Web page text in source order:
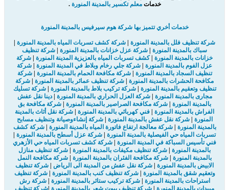
خدماتمعلم تكسير بالمدينة المنورة .
خدمات أخري تتميز بها شركة هوم سيرفيس بالمدينة المنورة
شركة تنظيف فلل بالمدينة المنورة شركة كشف تسربات المياه بالمدينة المنورة
سباك بالمدينة المنورة
شركة عزل خزانات بالمدينة المنورة
شركة تنظيف
خزانات بالمدينة المنورة |كشف تسربات المياه بالعزيزية المدينة المنورة
شركة
عزل الفوم بالمدينة المنورة
شركة جلي رخام وبلاط في المدينة المنورة
شركة
تنظيف السجاد بالمدينة المنورة |شركة مكافحة الحمام بالمدينة المنورة |شركة
مكافحة الحشرات بالمدينة المنورة
شركة تنظيف عمائر بالمدينة المنورة
شركة
تنظيف وتعقيم بالمدينة المنورة
شركة تركيب بلاط بالمدينة المنورة |شركة تسليك
مجارى بالمدينة المنورة |شركة العزل الحراري بالمدينة المنورة |دينا نقل عفش
بالمدينة المنورة
شركة مكافحة الصراصير بالمدينة المنورة
شركة مكافحة بق
الفراش بالمدينة المنورة
فني كهربائي بالمدينة المنورة
شركة نقل أثاث بالمدينة
المنورة |شركة نقل عفش بالمدينة المنورة |شركة إنشاءوصيانة وتنظيف مسابح
بالمدينة المنورة |شركة معالجة ارتفاع فاتورة المياه بالمدينة المنورة |شركة كشف
تسربات المياه حي الفيصلية بالمدينة المنورة
شركة عزل أسطح بالمدينة المنورة
فني تأسيس السباكة في المدينة المنورة
شركة كشف تسربات المياه حي الأزهري
بالمدينة المنورة
شركة تنظيف مكيفات بالمدينة المنورة
شركة تنظيف منازل
بالمدينة المنورة
شركة مكافحة الفئران بالمدينة المنورة
شركة مكافحة النمل
الابيض بالمدينة المنورة
شركة نقل عفش من المدينة الى الرياض
شركة تنظيف
وتعقيم شقق بالمدينة المنورة |شركة تنظيف كنب بالمدينة المنورة |شركة تنظيف
استراحات بالمدينة المنورة |شركة تركيب ستائر بالمدينة المنورة |شركة رش
مبيدات بالمدينة المنورة
شركة تنظيف بيوت شعر بالمدينة المنورة شركة تنظيف